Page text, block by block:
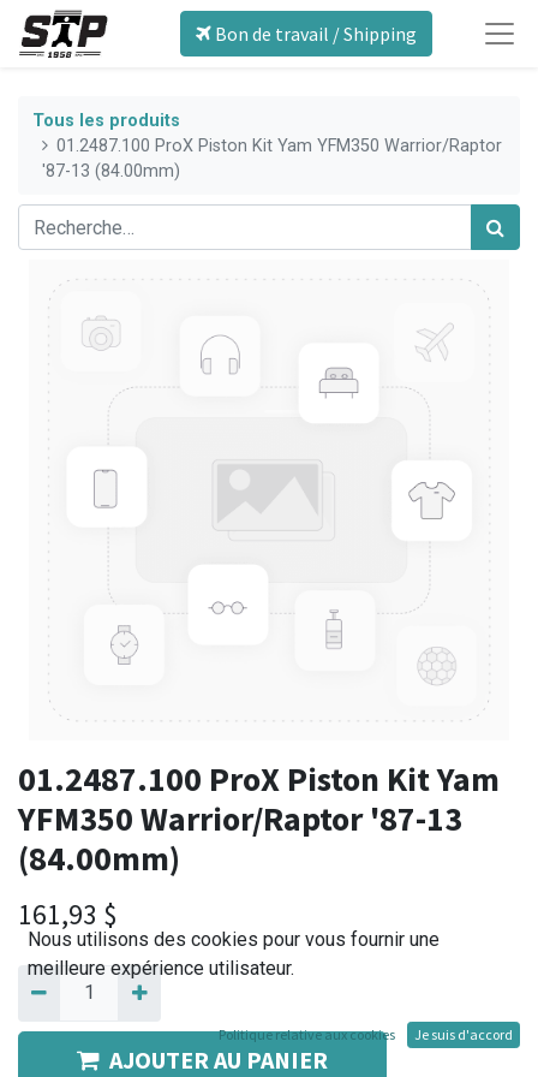
Bon de travail / Shipping
Tous les produits
01.2487.100 ProX Piston Kit Yam YFM350 Warrior/Raptor
'87-13 (84.00mm)
01.2487.100 ProX Piston Kit Yam
YFM350 Warrior/Raptor '87-13
(84.00mm)
161,93 $
AJOUTER AU PANIER
Nous utilisons des cookies pour vous fournir une
meilleure expérience utilisateur.
Politique relative aux cookies Je suis d'accord